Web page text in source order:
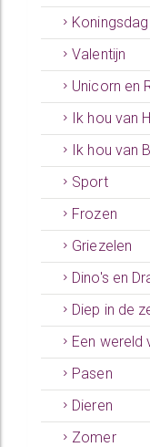
Koningsdag
Valentijn
Unicorn en
Ik hou van
Ik hou van
Sport
Frozen
Griezelen
Dino's en
Diep in de
Een wereld
Pasen
Dieren
Zomer